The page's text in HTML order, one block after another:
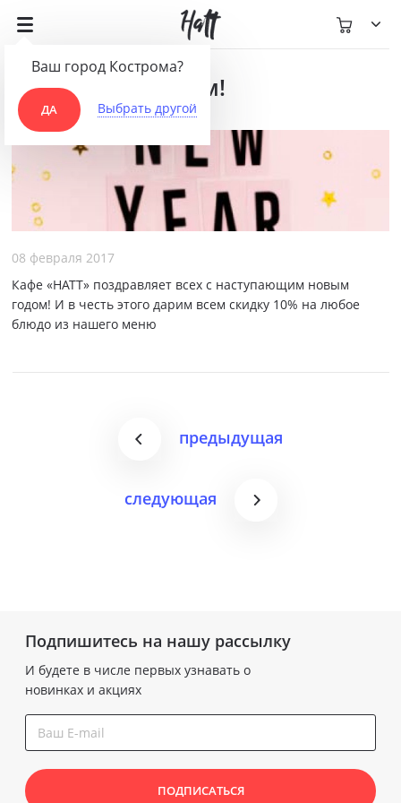
С новым годом!
08 февраля 2017
Кафе «HATT» поздравляет всех с наступающим новым
годом! И в честь этого дарим всем скидку 10% на любое
блюдо из нашего меню
предыдущая
следующая
Подпишитесь на нашу рассылку
И будете в числе первых узнавать о
новинках и акциях
ПОДПИСАТЬСЯ
Ваш город Кострома?
ДА Выбрать другой